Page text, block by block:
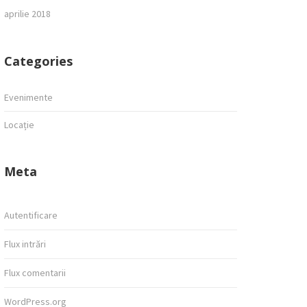
aprilie 2018
Categories
Evenimente
Locație
Meta
Autentificare
Flux intrări
Flux comentarii
WordPress.org